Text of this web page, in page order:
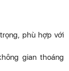
phù hợp với
gian thoáng